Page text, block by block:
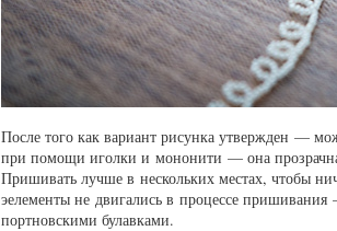
После того как вариант рисунка утвержден —
при помощи иголки и мононити — она
Пришивать лучше в нескольких местах, чтобы
эелементы не двигались в процессе
портновскими булавками.